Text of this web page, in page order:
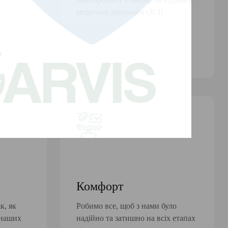
медичної допомоги (JCI)
як
Комфорт
Робимо все, щоб з нами було
надійно та затишно на всіх етапах